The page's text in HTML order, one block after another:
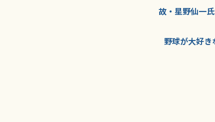
故・星野仙一
野球が大好き